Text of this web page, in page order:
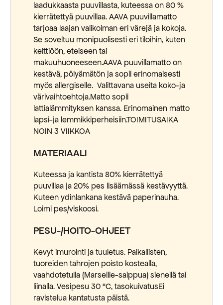
laadukkaasta puuvillasta, kuteessa on 80 %
kierrätettyä puuvillaa. AAVA puuvillamatto
tarjoaa laajan valikoiman eri värejä ja kokoja.
Se soveltuu monipuolisesti eri tiloihin, kuten
keittiöön, eteiseen tai
makuuhuoneeseen.AAVA puuvillamatto on
kestävä, pölyämätön ja sopii erinomaisesti
myös allergiselle. Valittavana useita koko-ja
värivaihtoehtoja.Matto sopii
lattialämmityksen kanssa. Erinomainen matto
lapsi-ja lemmikkiperheisiin.TOIMITUSAIKA
NOIN 3 VIIKKOA
MATERIAALI
Kuteessa ja kantista 80% kierrätettyä
puuvillaa ja 20% pes lisäämässä kestävyyttä.
Kuteen ydinlankana kestävä paperinauha.
Loimi pes/viskoosi.
PESU-/HOITO-OHJEET
Kevyt imurointi ja tuuletus. Paikallisten,
tuoreiden tahrojen poisto kostealla,
vaahdotetulla (Marseille-saippua) sienellä tai
liinalla. Vesipesu 30 °C, tasokuivatusEi
ravistelua kantatusta päistä.